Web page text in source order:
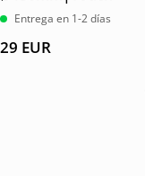
Entrega en 1-2 días
29 EUR